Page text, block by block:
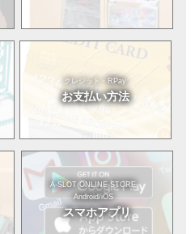
クレジット・RPay
お支払い方法
A-SLOT ONLINE STORE
Android/iOS
スマホアプリ